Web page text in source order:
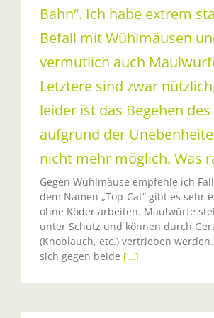
Bahn“. Ich habe extrem
Befall mit Wühlmäusen
vermutlich auch
Letztere sind zwar
leider ist das Begehen des
aufgrund der
nicht mehr möglich. Was
Gegen Wühlmäuse empfehle ich
dem Namen „Top-Cat“ gibt es sehr
ohne Köder arbeiten. Maulwürfe
unter Schutz und können durch
(Knoblauch, etc.) vertrieben
sich gegen beide [...]